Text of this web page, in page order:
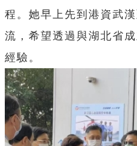
程。她早上先到港資武
流，希望透過與湖北省
經驗。